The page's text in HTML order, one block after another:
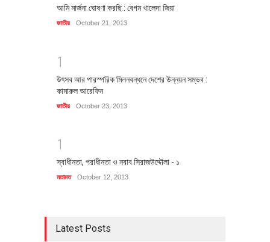
আমি মার্জনা ঘোষণা করছি : বেগম খালেদা জিয়া
জাতীয় October 21, 2013
1
উৎসব আর পারস্পরিক মিলনবন্ধনে দেশের উন্নয়ন সম্ভব :
কামারুল আরেফিন
জাতীয় October 23, 2013
1
স্বাধীনতা, পরাধীনতা ও নবাব সিরাজউদ্দৌলা - ১
মতামত October 12, 2013
Latest Posts